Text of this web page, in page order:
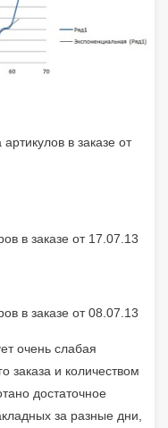
в заказе от
в заказе от 17.07.13
в заказе от 08.07.13
очень слабая
заказа и количеством
достаточное
за разные дни,